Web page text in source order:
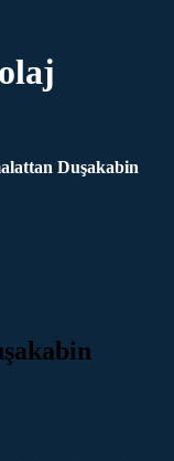
Duşakabin